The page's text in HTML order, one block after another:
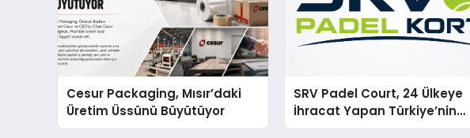
Cesur Packaging, Mısır’daki
Üretim Üssünü Büyütüyor
SRV Padel Court, 24 Ülkeye
İhracat Yapan Türkiye’nin
Padel Kortu Üretim Gücü